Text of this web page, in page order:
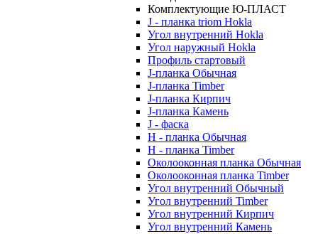
Комплектующие Ю-ПЛАСТ
J - планка triom Hokla
Угол внутренний Hokla
Угол наружный Hokla
Профиль стартовый
J-планка Обычная
J-планка Timber
J-планка Кирпич
J-планка Камень
J - фаска
Н - планка Обычная
Н - планка Timber
Околооконная планка Обычная
Околооконная планка Timber
Угол внутренний Обычный
Угол внутренний Timber
Угол внутренний Кирпич
Угол внутренний Камень